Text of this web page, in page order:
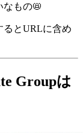
なもの📛
るとURLに含め
Groupは